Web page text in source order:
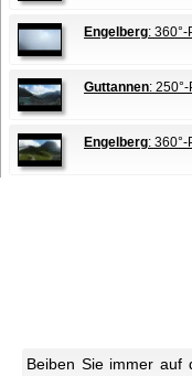
Engelberg:
Guttannen:
Engelberg:
Beiben Sie immer auf